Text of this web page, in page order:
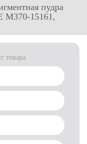
пудра
M370-15161,
товара